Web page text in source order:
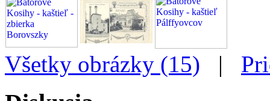
Všetky obrázky (15) |